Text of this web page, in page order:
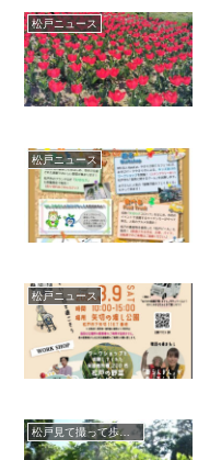
松戸ニュース
松戸ニュース
松戸ニュース
松戸見て撮って歩きレポート